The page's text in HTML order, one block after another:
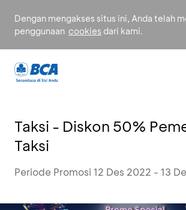
Dengan mengakses situs ini, Anda telah
penggunaan cookies dari kami.
Taksi - Diskon 50%
Taksi
Periode Promosi 12 Des 2022 - 13